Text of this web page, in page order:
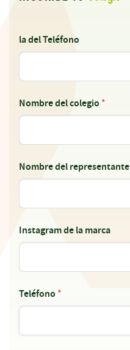
la del Teléfono
Nombre del colegio *
Nombre del representante
Instagram de la marca
Teléfono *